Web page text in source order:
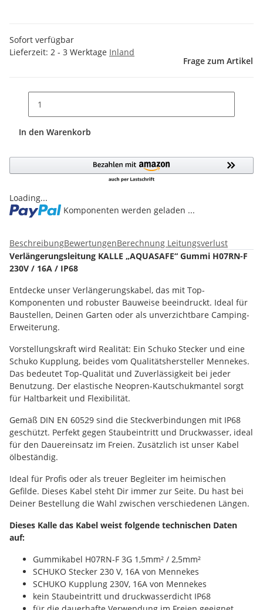
Sofort verfügbar
Lieferzeit: 2 - 3 Werktage Inland
Frage zum Artikel
In den Warenkorb
Loading...
Komponenten werden geladen ...
BeschreibungBewertungenBerechnung Leitungsverlust
Verlängerungsleitung KALLE „AQUASAFE“ Gummi H07RN-F
230V / 16A / IP68
Entdecke unser Verlängerungskabel, das mit Top-
Komponenten und robuster Bauweise beeindruckt. Ideal für
Baustellen, Deinen Garten oder als unverzichtbare Camping-
Erweiterung.
Vorstellungskraft wird Realität: Ein Schuko Stecker und eine
Schuko Kupplung, beides vom Qualitätshersteller Mennekes.
Das bedeutet Top-Qualität und Zuverlässigkeit bei jeder
Benutzung. Der elastische Neopren-Kautschukmantel sorgt
für Haltbarkeit und Flexibilität.
Gemäß DIN EN 60529 sind die Steckverbindungen mit IP68
geschützt. Perfekt gegen Staubeintritt und Druckwasser, ideal
für den Dauereinsatz im Freien. Zusätzlich ist unser Kabel
ölbeständig.
Ideal für Profis oder als treuer Begleiter im heimischen
Gefilde. Dieses Kabel steht Dir immer zur Seite. Du hast bei
Deiner Bestellung die Wahl zwischen verschiedenen Längen.
Dieses Kalle das Kabel weist folgende technischen Daten
auf:
Gummikabel H07RN-F 3G 1,5mm² / 2,5mm²
SCHUKO Stecker 230 V, 16A von Mennekes
SCHUKO Kupplung 230V, 16A von Mennekes
kein Staubeintritt und druckwasserdicht IP68